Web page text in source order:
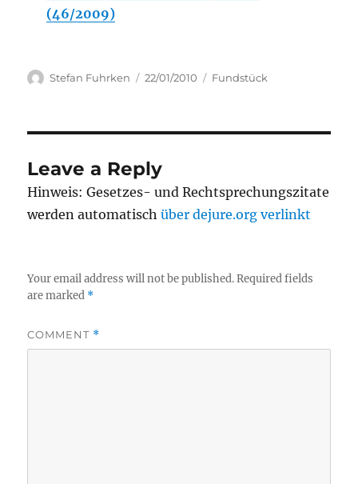
(46/2009)
Author
Stefan Fuhrken
Posted
22/01/2010 Categories
Fundstück
Leave a Reply
Hinweis: Gesetzes- und Rechtsprechungszitate
werden automatischüber dejure.org verlinkt
Your email address will not be published. Required fields
are marked *
COMMENT *